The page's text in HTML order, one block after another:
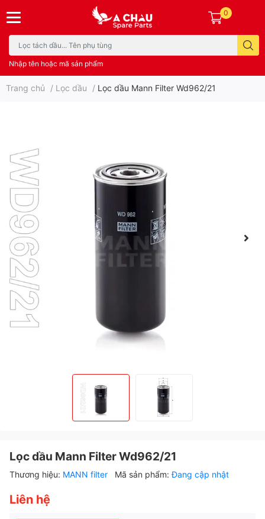
Nhập tên hoặc mã sản phẩm
0
Trang chủ / Lọc dầu / Lọc dầu Mann Filter Wd962/21
Lọc dầu Mann Filter Wd962/21
Thương hiệu: MANN filter Mã sản phẩm:Đang cập nhật
Liên hệ